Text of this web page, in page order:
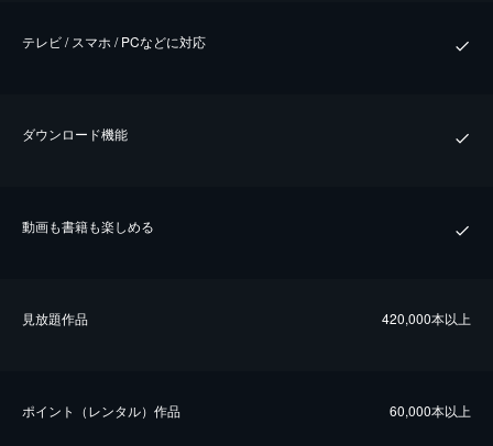
テレビ / スマホ / PCなどに対応
ダウンロード機能
動画も書籍も楽しめる
⾒放題作品 420,000本以上
ポイント（レンタル）作品 60,000本以上